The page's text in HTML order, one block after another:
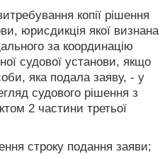
копії рішення
юрисдикція якої визнана
за координацію
судової установи, якщо
яка подала заяву, - у
судового рішення з
2 частини третьої
строку подання заяви;